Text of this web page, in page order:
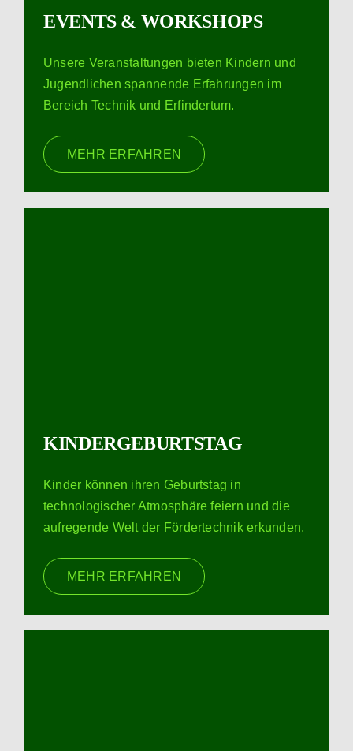
EVENTS & WORKSHOPS
Unsere Veranstaltungen bieten Kindern und
Jugendlichen spannende Erfahrungen im
Bereich Technik und Erfindertum.
MEHR ERFAHREN
KINDERGEBURTSTAG
Kinder können ihren Geburtstag in
technologischer Atmosphäre feiern und die
aufregende Welt der Fördertechnik erkunden.
MEHR ERFAHREN